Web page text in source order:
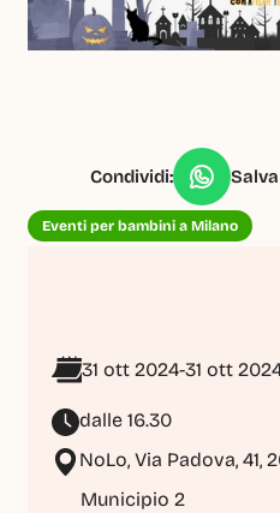
Condividi:
Eventi per bambini a Milano
31 ott 2024-31 ott
dalle 16.30
NoLo, Via Padova, 41,
Municipio 2